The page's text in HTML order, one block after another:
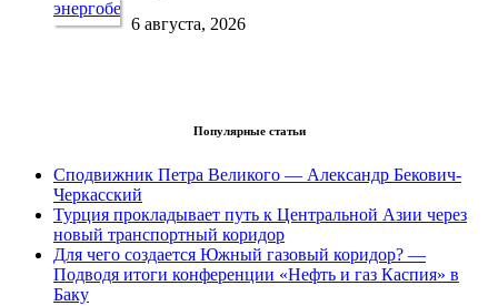
6 августа, 2026
Популярные статьи
Сподвижник Петра Великого — Александр Бекович-
Черкасский
Турция прокладывает путь к Центральной Азии через
новый транспортный коридор
Для чего создается Южный газовый коридор? —
Подводя итоги конференции «Нефть и газ Каспия» в
Баку